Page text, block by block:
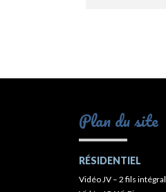
Plan du site
RÉSIDENTIEL
Vidéo JV – 2 fils intégral